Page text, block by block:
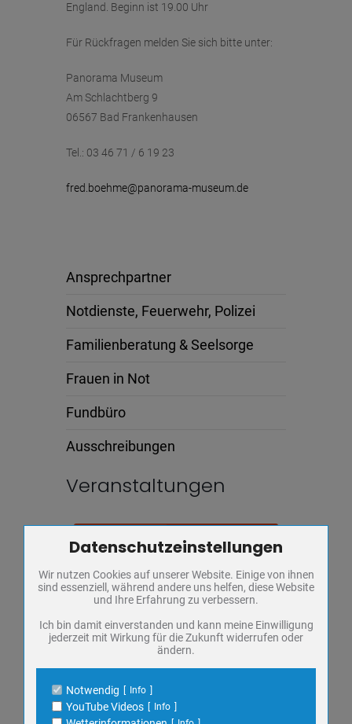
England. Beginn ist 19.00 Uhr
Für Rückfragen melden Sie sich bitte unter:
Panorama Museum
Am Schlachtberg 9
06567 Bad Frankenhausen
Tel.: 03 46 71 / 6 19 23
fred.boehme@panorama-museum.de
Ansprechpartner
Notdienste, Feuerwehr, Polizei
Familienberatung & Seelsorge
Frauen in Not
Fundbüro
Ausschreibungen
Veranstaltungen
06 AUG.
SONDERAUSSTELLUNG: JUSTUS
FRIEDRICH WILHELM ZACHARIÄ
FÜHRUNG
MUSEUM
SONDERAUSSTELLUNG
Zum Betrieb der Seite notwendige Cookies / Drittanbieter:
Name
PHP Session Cookie
Anbieter
Eigentümer dieser Website
Schutz
Cookie Name
PHPSESSID, fe_typo_user
Name
Cookiespeicherung Entscheidungscookie
Anbieter
Eigentümer dieser Website
Datenschutzeinstellungen
Wir nutzen Cookies auf unserer Website. Einige von ihnen
sind essenziell, während andere uns helfen, diese Website
und Ihre Erfahrung zu verbessern.
Ich bin damit einverstanden und kann meine Einwilligung
jederzeit mit Wirkung für die Zukunft widerrufen oder
ändern.
Notwendig Info
YouTube Videos Info